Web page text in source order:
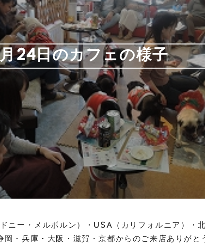
月24日のカフェの様子
ニー・メルボルン）・USA（カリフォルニア）・
岡・兵庫・大阪・滋賀・京都からのご来店ありがと